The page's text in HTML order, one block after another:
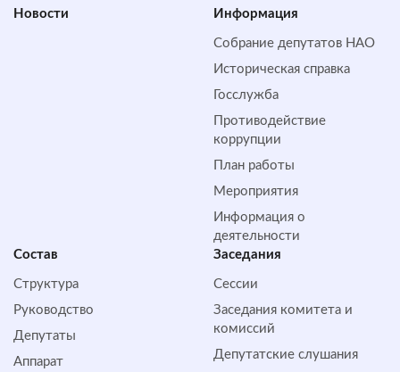
Новости Информация
Собрание депутатов НАО
Историческая справка
Госслужба
Противодействие
коррупции
План работы
Мероприятия
Информация о
деятельности
Состав
Структура
Руководство
Депутаты
Аппарат
Заседания
Сессии
Заседания комитета и
комиссий
Депутатские слушания